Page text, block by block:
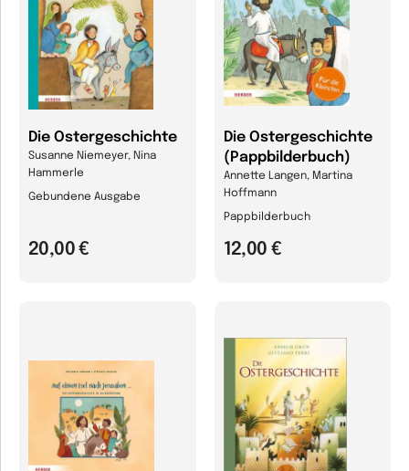
Die Ostergeschichte
Susanne Niemeyer, Nina
Hammerle
Gebundene Ausgabe
20,00 €
Die Ostergeschichte
(Pappbilderbuch)
Annette Langen, Martina
Hoffmann
Pappbilderbuch
12,00 €